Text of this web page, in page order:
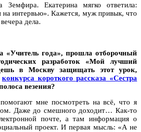
Земфира. Екатерина мягко ответила:
интервью». Кажется, муж привык, что
дела.
«Учитель года», прошла отборочный
разработок «Мой лучший
в Москву защищать этот урок,
конкурса короткого рассказа «Сестра
везения?
мне посмотреть на всё, что я
Даже до смешного доходит… Как-то
почте, а там информация о
проект. И первая мысль: «А не